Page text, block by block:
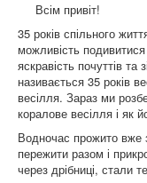
Всім привіт!
35 років спільного
можливість
яскравість почуттів
називається 35 років
весілля. Зараз ми
коралове весілля і як
Водночас прожито вже
пережити разом і
через дрібниці, стали